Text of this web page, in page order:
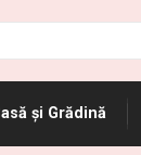
și Grădină